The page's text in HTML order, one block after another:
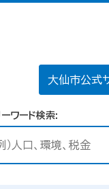
大仙市公式
ーワード検索